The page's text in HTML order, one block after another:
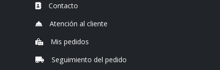
Contacto
Atención al cliente
Mis pedidos
Seguimiento del pedido